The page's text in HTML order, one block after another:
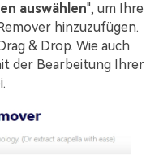
auswählen", um Ihre
hinzuzufügen.
& Drop. Wie auch
der Bearbeitung Ihrer